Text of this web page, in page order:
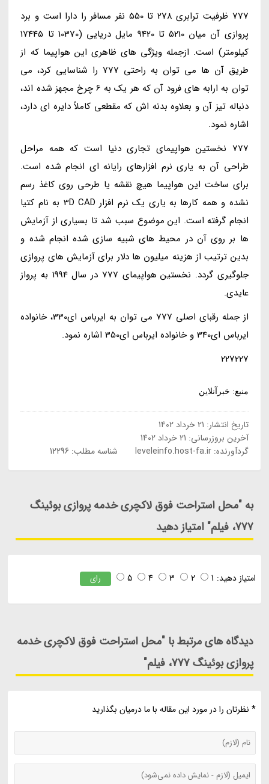
777 ظرفیت ترابری 278 تا 550 نفر مسافر را دارا است و برد
پروازی آن میان 5210 تا 9420 مایل دریایی (10370 تا 17445
کیلومتر) است. ازجمله ویژگی های ظاهری این هواپیما که از
طریق آن ها می توان به راحتی 777 را شناسایی کرد، می
توان به ارابه های فرود آن که هر یک به 6 چرخ مجهز شده اند،
دنباله تیز آن و بعلاوه بدنه اش که مقطعی کاملاً دایره ای دارد،
اشاره نمود.
777 نخستین هواپیمای تجاری دنیا است که همه مراحل
طراحی آن به یاری نرم افزارهای رایانه ای انجام شده است.
برای ساخت این هواپیما هیچ نقشه یا طرحی روی کاغذ رسم
نشده و همه کارها به یاری یک نرم افزار 3D CAD به نام کتیا
انجام گرفته است. این موضوع سبب شد تا بسیاری از آزمایش
ها بر روی آن در محیط های شبیه سازی شده انجام شده و
بدین ترتیب از هزینه میلیون ها دلار برای آزمایش های پروازی
جلوگیری گردد. نخستین هواپیمای 777 در سال 1994 به پرواز
عایدی.
از جمله رقبای اصلی 777 می توان به ایرباس ای330، خانواده
ایرباس ای340 و خانواده ایرباس ای350 اشاره نمود.
227227
منبع: خبرآنلاین
تاریخ انتشار: 21 خرداد 1402
آخرین بروزرسانی: 21 خرداد 1402
گردآورنده:leveleinfo.host-fa.ir شناسه مطلب: 12296
به "محل استراحت فوق لاکچری خدمه پروازی بوئینگ
777، فیلم" امتیاز دهید
امتیاز دهید: 1
2
3
4
5 رای
دیدگاه های مرتبط با "محل استراحت فوق لاکچری خدمه
پروازی بوئینگ 777، فیلم"
* نظرتان را در مورد این مقاله با ما درمیان بگذارید